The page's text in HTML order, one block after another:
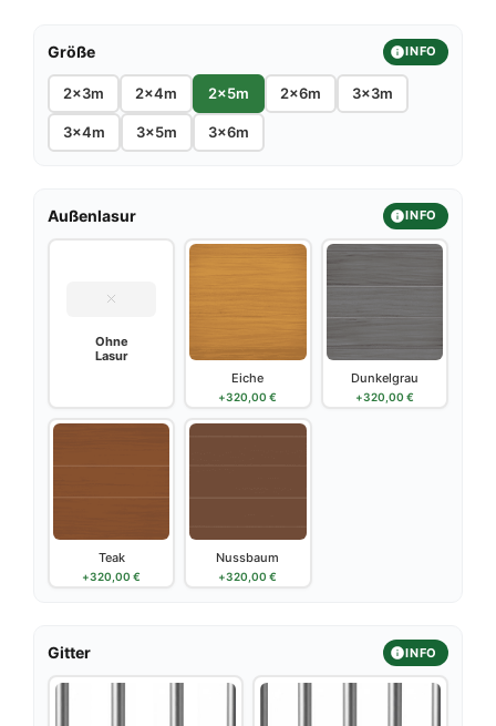
Größe INFO
2x3m 2x4m 2x5m 2x6m 3x3m
3x4m 3x5m 3x6m
Außenlasur INFO
Ohne
Lasur
Eiche
+320,00€
Dunkelgrau
+320,00 €
Teak
+320,00€
Nussbaum
+320,00€
Gitter INFO